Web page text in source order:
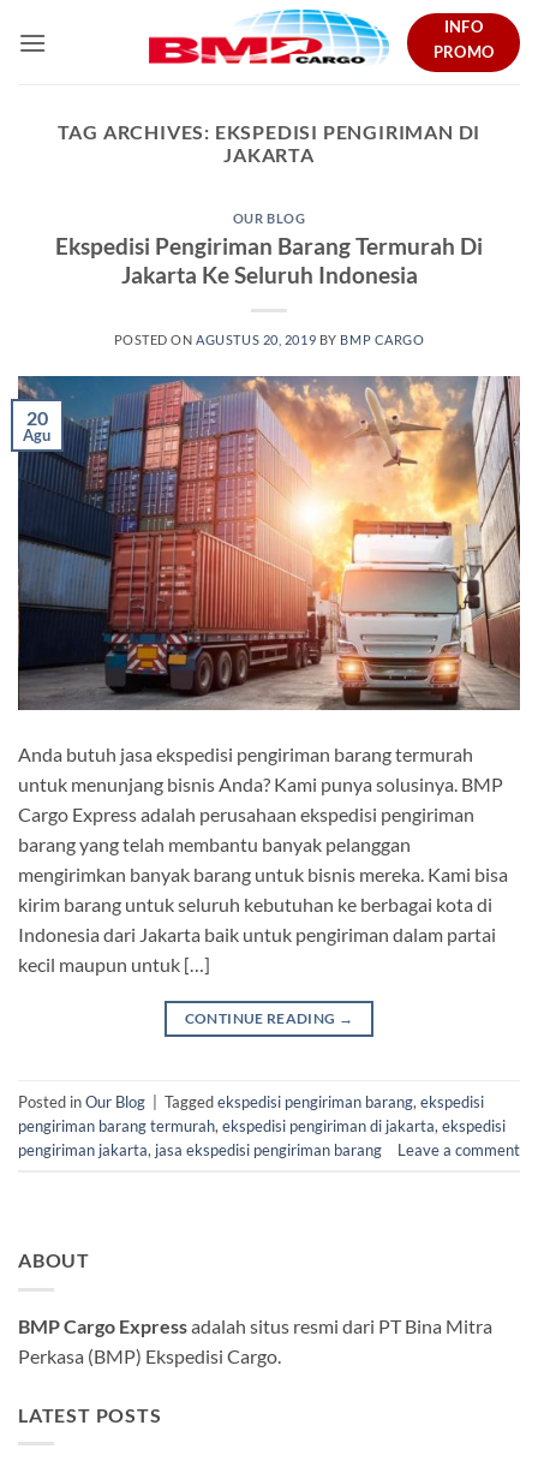
INFO
PROMO
TAG ARCHIVES: EKSPEDISI PENGIRIMAN DI
JAKARTA
OUR BLOG
Ekspedisi Pengiriman Barang Termurah Di
Jakarta Ke Seluruh Indonesia
POSTED ON AGUSTUS 20, 2019 BY BMP CARGO
20
Agu
Anda butuh jasa ekspedisi pengiriman barang termurah
untuk menunjang bisnis Anda? Kami punya solusinya. BMP
Cargo Express adalah perusahaan ekspedisi pengiriman
barang yang telah membantu banyak pelanggan
mengirimkan banyak barang untuk bisnis mereka. Kami bisa
kirim barang untuk seluruh kebutuhan ke berbagai kota di
Indonesia dari Jakarta baik untuk pengiriman dalam partai
kecil maupun untuk […]
CONTINUE READING →
Posted inOur Blog Taggedekspedisi pengiriman barang, ekspedisi
pengiriman barang termurah, ekspedisi pengiriman di jakarta, ekspedisi
pengiriman jakarta, jasa ekspedisi pengiriman barang Leave a comment
ABOUT
BMP Cargo Expressadalah situs resmi dari PT Bina Mitra
Perkasa (BMP) Ekspedisi Cargo.
LATEST POSTS